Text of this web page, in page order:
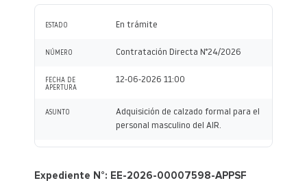
ESTADO En trámite
NÚMERO Contratación Directa N°24/2026
FECHA DE
APERTURA
12-06-2026 11:00
ASUNTO
Adquisición de calzado formal para el
personal masculino del AIR.
Expediente N°: EE-2026-00007598-APPSF